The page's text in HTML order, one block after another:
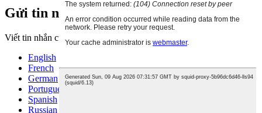
Gửi tin nhắn của bạn cho chúng tôi:
Viết tin nhắn của bạn ở đây và gửi nó cho chúng tôi
English
French
German
Portuguese
Spanish
Russian